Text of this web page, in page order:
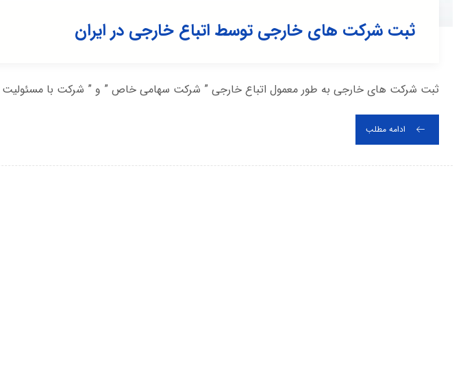
ثبت شرکت های خارجی توسط اتباع خارجی در ایران
ثبت شرکت های خارجی به طور معمول اتباع خارجی ” شرکت سهامی خاص ” و ” شرکت با
ادامه مطلب